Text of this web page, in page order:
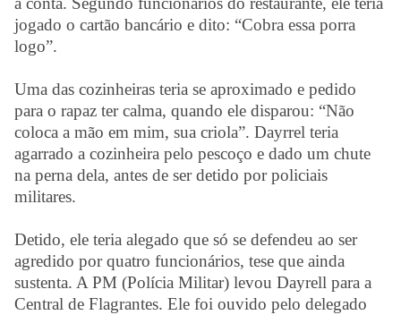
jogado o cartão bancário e dito: “Cobra essa porra
logo”.
Uma das cozinheiras teria se aproximado e pedido
para o rapaz ter calma, quando ele disparou: “Não
coloca a mão em mim, sua criola”. Dayrrel teria
agarrado a cozinheira pelo pescoço e dado um chute
na perna dela, antes de ser detido por policiais
militares.
Detido, ele teria alegado que só se defendeu ao ser
agredido por quatro funcionários, tese que ainda
sustenta. A PM (Polícia Militar) levou Dayrell para a
Central de Flagrantes. Ele foi ouvido pelo delegado